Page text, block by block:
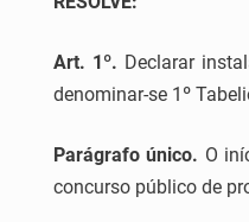
Art. 1º. Declarar
denominar-se 1º
Parágrafo único. O
concurso público de